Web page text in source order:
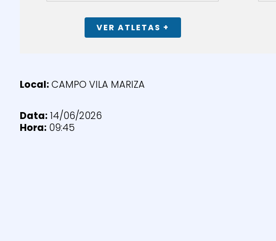
VER ATLETAS +
Local:CAMPO VILA MARIZA
Data:14/06/2026
Hora: 09:45